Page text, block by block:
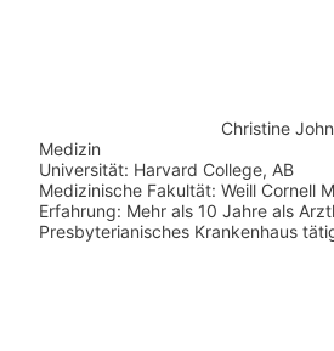
Christine
Medizin
Universität: Harvard College, AB
Medizinische Fakultät: Weill Cornell
Erfahrung: Mehr als 10 Jahre als
Presbyterianisches Krankenhaus